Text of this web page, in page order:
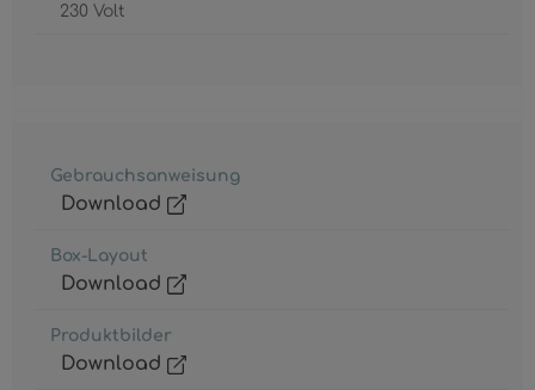
230 Volt
Gebrauchsanweisung
Download
Box-Layout
Download
Produktbilder
Download